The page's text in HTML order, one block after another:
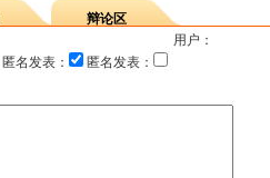
辩论区
用户：
匿名发表：
匿名发表：